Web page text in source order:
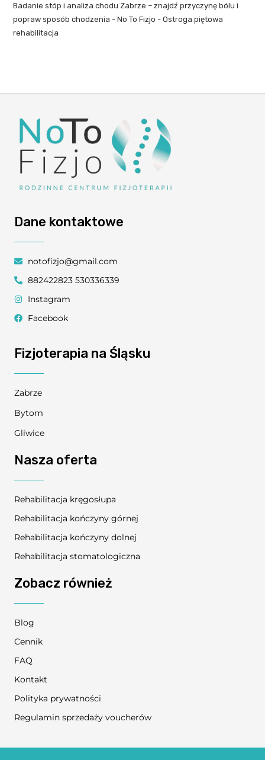
Badanie stóp i analiza chodu Zabrze – znajdź przyczynę bólu i
popraw sposób chodzenia - No To Fizjo -Ostroga piętowa
rehabilitacja
Dane kontaktowe
notofizjo@gmail.com
882422823 530336339
Instagram
Facebook
Fizjoterapia na Śląsku
Zabrze
Bytom
Gliwice
Nasza oferta
Rehabilitacja kręgosłupa
Rehabilitacja kończyny górnej
Rehabilitacja kończyny dolnej
Rehabilitacja stomatologiczna
Zobacz również
Blog
Cennik
FAQ
Kontakt
Polityka prywatności
Regulamin sprzedaży voucherów